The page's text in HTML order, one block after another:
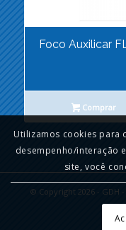
Foco Auxilicar
Comprar
© Copyright 2026 - GDH
Utilizamos cookies para
desempenho/interação
site, você